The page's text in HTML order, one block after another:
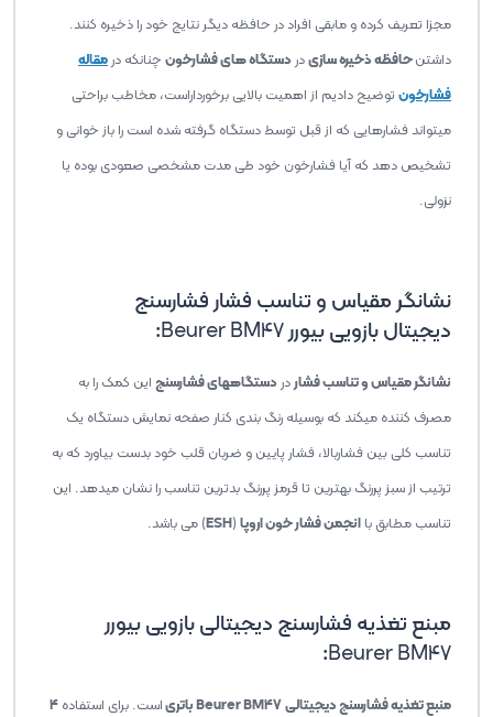
مجزا تعریف کرده و مابقی افراد در حافظه دیگر نتایج خود را ذخیره کنند.
داشتنحافظه ذخیره سازیدر دستگاه های فشارخون چنانکه در مقاله
فشارخون توضیح دادیم از اهمیت بالایی برخورداراست، مخاطب براحتی
میتواند فشارهایی که از قبل توسط دستگاه گرفته شده است را باز خوانی و
تشخیص دهد که آیا فشارخون خود طی مدت مشخصی صعودی بوده یا
نزولی.
نشانگر مقیاس و تناسب فشار فشارسنج
دیجیتال بازویی بیوررBeurer BM47
:
نشانگر مقیاس و تناسب فشار در دستگاههای فشارسنج این کمک را به
مصرف کننده میکند که بوسیله رنگ بندی کنار صفحه نمایش دستگاه یک
تناسب کلی بین فشاربالا، فشار پایین و ضربان قلب خود بدست بیاورد که به
ترتیب از سبز پررنگ بهترین تا قرمز پررنگ بدترین تناسب را نشان میدهد. این
تناسب مطابق با انجمن فشار خون اروپا (
ESH) می باشد.
مبنع تغذیه فشارسنج دیجیتالی بازویی بیورر
Beurer BM47
:
منبع تغذیه فشارسنج دیجیتالیBeurer BM47 باتری است. برای استفاده 4